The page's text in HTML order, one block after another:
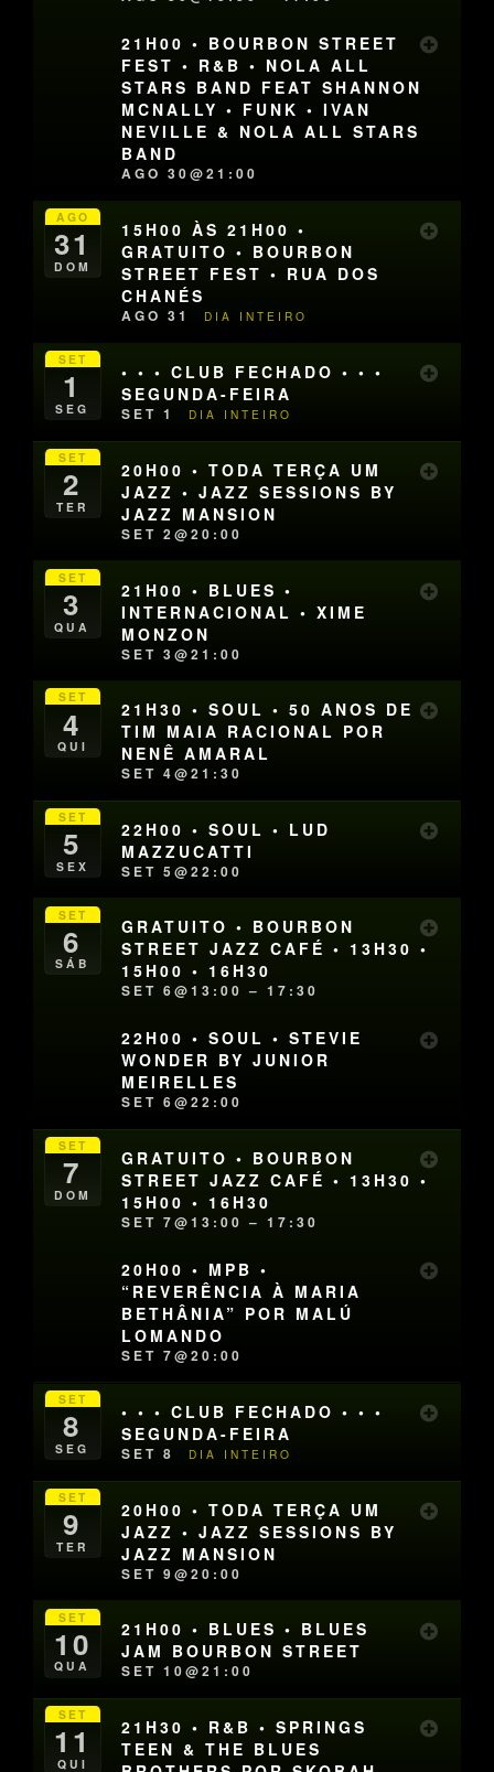
21H00 • BOURBON STREET
FEST • R&B • NOLA ALL
STARS BAND FEAT SHANNON
MCNALLY • FUNK • IVAN
NEVILLE & NOLA ALL STARS
BAND
AGO 30@21:00
AGO
31
DOM
15H00 ÀS 21H00 •
GRATUITO • BOURBON
STREET FEST • RUA DOS
CHANÉS
AGO 31 DIA INTEIRO
SET
1
SEG
• • • CLUB FECHADO • • •
SEGUNDA-FEIRA
SET 1 DIA INTEIRO
SET
2
TER
20H00 • TODA TERÇA UM
JAZZ • JAZZ SESSIONS BY
JAZZ MANSION
SET 2@20:00
SET
3
QUA
21H00 • BLUES •
INTERNACIONAL • XIME
MONZON
SET 3@21:00
SET
4
QUI
21H30 • SOUL • 50 ANOS DE
TIM MAIA RACIONAL POR
NENÊ AMARAL
SET 4@21:30
SET
5
SEX
22H00 • SOUL • LUD
MAZZUCATTI
SET 5@22:00
SET
6
SÁB
GRATUITO • BOURBON
STREET JAZZ CAFÉ • 13H30 •
15H00 • 16H30
SET 6@13:00 – 17:30
22H00 • SOUL • STEVIE
WONDER BY JUNIOR
MEIRELLES
SET 6@22:00
SET
7
DOM
GRATUITO • BOURBON
STREET JAZZ CAFÉ • 13H30 •
15H00 • 16H30
SET 7@13:00 – 17:30
20H00 • MPB •
“REVERÊNCIA À MARIA
BETHÂNIA” POR MALÚ
LOMANDO
SET 7@20:00
SET
8
SEG
• • • CLUB FECHADO • • •
SEGUNDA-FEIRA
SET 8 DIA INTEIRO
SET
9
TER
20H00 • TODA TERÇA UM
JAZZ • JAZZ SESSIONS BY
JAZZ MANSION
SET 9@20:00
SET
10
QUA
21H00 • BLUES • BLUES
JAM BOURBON STREET
SET 10@21:00
SET
11
QUI
21H30 • R&B • SPRINGS
TEEN & THE BLUES